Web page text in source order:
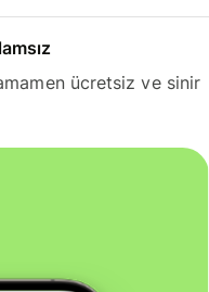
ücretsiz ve sinir